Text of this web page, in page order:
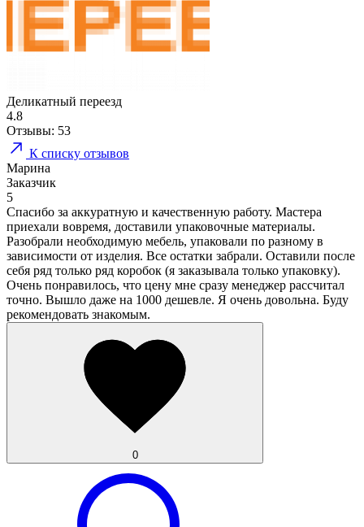
Деликатный переезд
4.8
Отзывы: 53
К списку отзывов
Марина
Заказчик
5
Спасибо за аккуратную и качественную работу. Мастера
приехали вовремя, доставили упаковочные материалы.
Разобрали необходимую мебель, упаковали по разному в
зависимости от изделия. Все остатки забрали. Оставили после
себя ряд только ряд коробок (я заказывала только упаковку).
Очень понравилось, что цену мне сразу менеджер рассчитал
точно. Вышло даже на 1000 дешевле. Я очень довольна. Буду
рекомендовать знакомым.
0